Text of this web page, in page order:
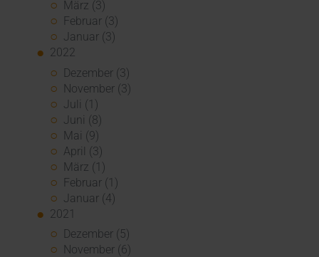
März (3)
Februar (3)
Januar (3)
2022
Dezember (3)
November (3)
Juli (1)
Juni (8)
Mai (9)
April (3)
März (1)
Februar (1)
Januar (4)
2021
Dezember (5)
November (6)